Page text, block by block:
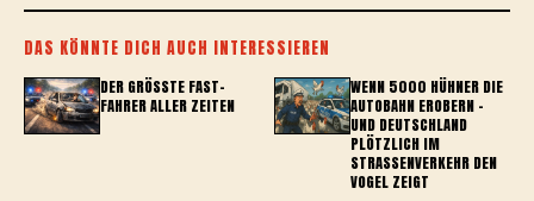
DAS KÖNNTE DICH AUCH INTERESSIEREN
DER GRÖSSTE FAST-F
AHRER ALLER ZEITEN
WENN 5000 HÜHNER DIE
AUTOBAHN EROBERN –
UND DEUTSCHLAND
PLÖTZLICH IM
STRASSENVERKEHR DEN V
OGEL ZEIGT